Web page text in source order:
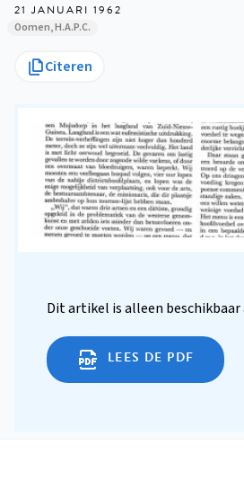
21 JANUARI 1962
Oomen, H.A.P.C.
Citeren
Dit artikel is alleen beschikbaar
LEES DE PDF